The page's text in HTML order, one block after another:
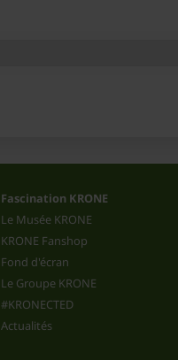
Fascination KRONE
Le Musée KRONE
KRONE Fanshop
Fond d'écran
Le Groupe KRONE
#KRONECTED
Actualités